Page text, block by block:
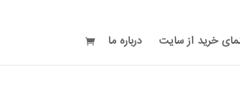
خرید از سایت درباره ما